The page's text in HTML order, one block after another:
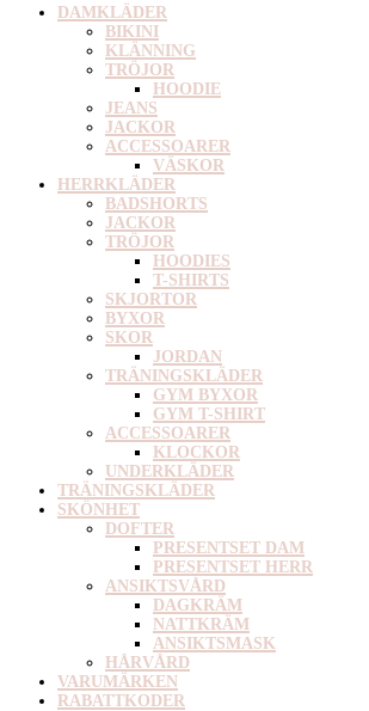
DAMKLÄDER
BIKINI
KLÄNNING
TRÖJOR
HOODIE
JEANS
JACKOR
ACCESSOARER
VÄSKOR
HERRKLÄDER
BADSHORTS
JACKOR
TRÖJOR
HOODIES
T-SHIRTS
SKJORTOR
BYXOR
SKOR
JORDAN
TRÄNINGSKLÄDER
GYM BYXOR
GYM T-SHIRT
ACCESSOARER
KLOCKOR
UNDERKLÄDER
TRÄNINGSKLÄDER
SKÖNHET
DOFTER
PRESENTSET DAM
PRESENTSET HERR
ANSIKTSVÅRD
DAGKRÄM
NATTKRÄM
ANSIKTSMASK
HÅRVÅRD
VARUMÄRKEN
RABATTKODER